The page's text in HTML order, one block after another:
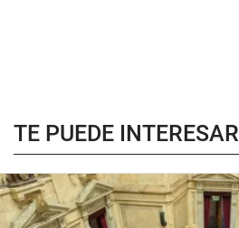
TE PUEDE INTERESAR